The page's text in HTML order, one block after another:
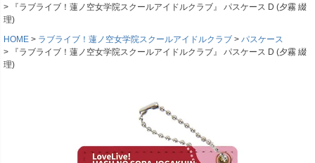
『ラブライブ！蓮ノ空女学院スクールアイドルクラブ』 パスケース D (夕霧 綴
理)
HOME
ラブライブ！蓮ノ空女学院スクールアイドルクラブ
パスケース
『ラブライブ！蓮ノ空女学院スクールアイドルクラブ』 パスケース D (夕霧 綴
理)